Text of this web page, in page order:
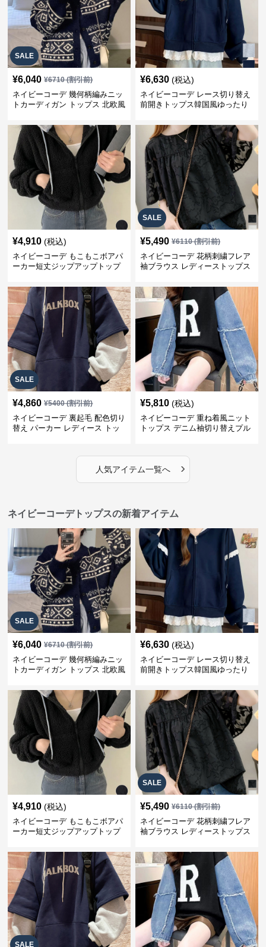
SALE
¥6,040 ¥6710(割引前)
ネイビーコーデ 幾何柄編みニッ
トカーディガン トップス 北欧風
¥6,630 (税込)
ネイビーコーデ レース切り替え
前開きトップス韓国風ゆったり
¥4,910 (税込)
ネイビーコーデ もこもこボアパ
ーカー短丈ジップアップトップ
SALE
¥5,490 ¥6110(割引前)
ネイビーコーデ 花柄刺繍フレア
袖ブラウス レディーストップス
SALE
¥4,860 ¥5400(割引前)
ネイビーコーデ 裏起毛 配色切り
替え パーカー レディース トッ
¥5,810 (税込)
ネイビーコーデ 重ね着風ニット
トップス デニム袖切り替えプル
人気アイテム一覧へ ›
ネイビーコーデトップスの新着アイテム
SALE
¥6,040 ¥6710(割引前)
ネイビーコーデ 幾何柄編みニッ
トカーディガン トップス 北欧風
¥6,630 (税込)
ネイビーコーデ レース切り替え
前開きトップス韓国風ゆったり
¥4,910 (税込)
ネイビーコーデ もこもこボアパ
ーカー短丈ジップアップトップ
SALE
¥5,490 ¥6110(割引前)
ネイビーコーデ 花柄刺繍フレア
袖ブラウス レディーストップス
SALE